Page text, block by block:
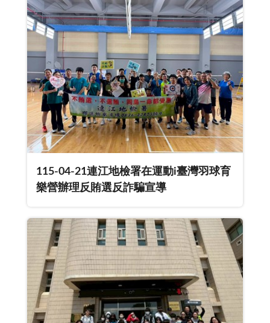
115-04-21連江地檢署在運動i臺灣羽球育
樂營辦理反賄選反詐騙宣導